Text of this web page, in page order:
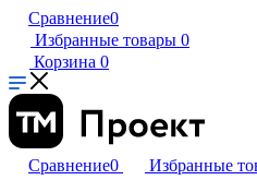
Сравнение0
Избранные товары 0
Корзина 0
Сравнение0 Избранные